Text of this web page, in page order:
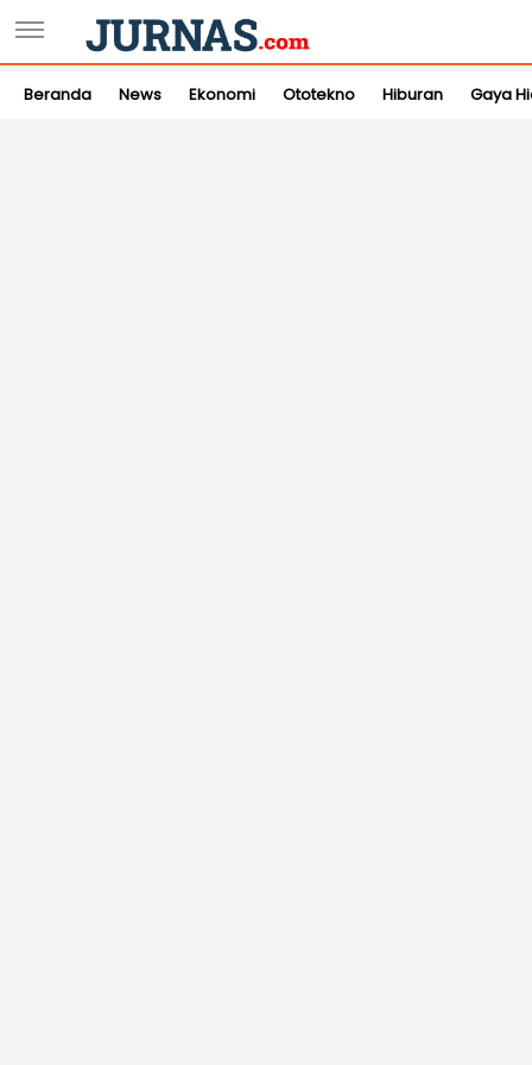
Beranda News Ekonomi Ototekno Hiburan Gaya